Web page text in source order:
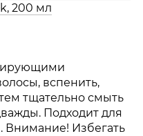
200 мл
вспенить,
тщательно смыть
Подходит для
Избегать